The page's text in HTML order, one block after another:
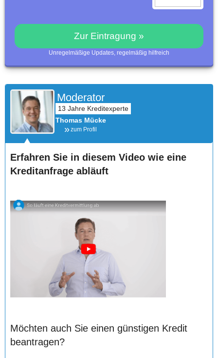
Zur Eintragung »
Unregelmäßige Updates, regelmäßig hilfreich
Moderator
Thomas Mücke
zum Profil
Erfahren Sie in diesem Video wie eine
Kreditanfrage abläuft
Möchten auch Sie einen günstigen Kredit
beantragen?